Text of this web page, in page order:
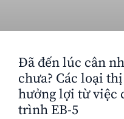
Đã đến lúc cân
chưa? Các loại
hưởng lợi từ việc
trình EB-5